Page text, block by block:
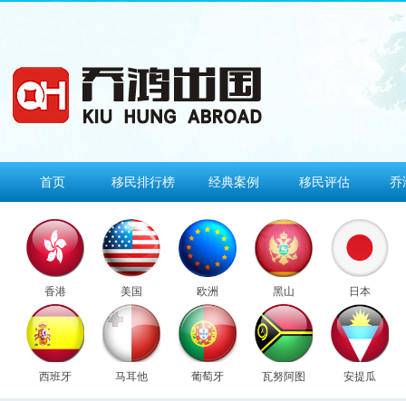
首页 移民排行榜 经典案例 移民评估 乔
香港 美国 欧洲 黑山 日本
西班牙 马耳他 葡萄牙 瓦努阿图 安提瓜